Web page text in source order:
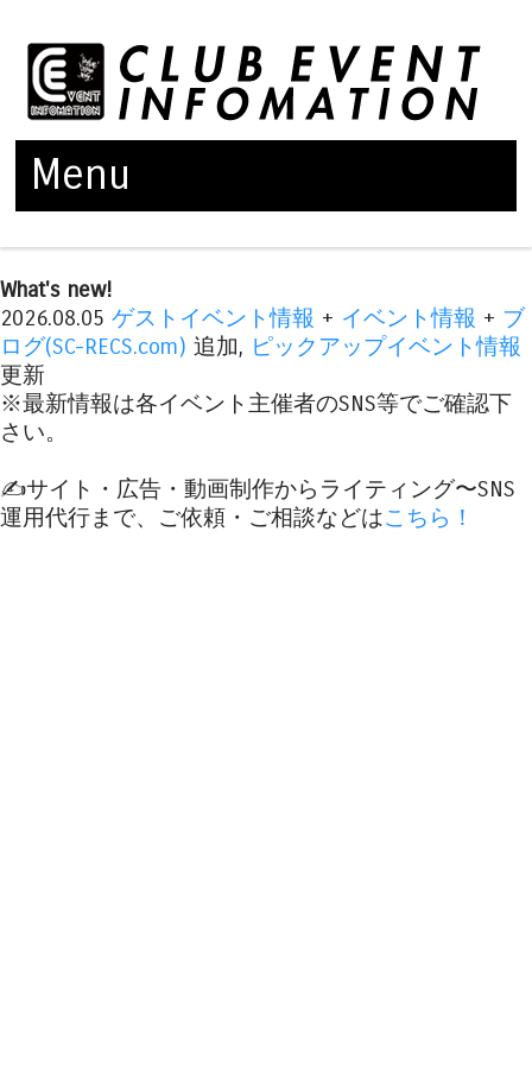
Menu
What's new!
2026.08.05 ゲストイベント情報 + イベント情報 + ブ
ログ(SC-RECS.com) 追加, ピックアップイベント情報
更新
※最新情報は各イベント主催者のSNS等でご確認下
さい。
✍️サイト・広告・動画制作からライティング〜SNS
運用代行まで、ご依頼・ご相談などはこちら！